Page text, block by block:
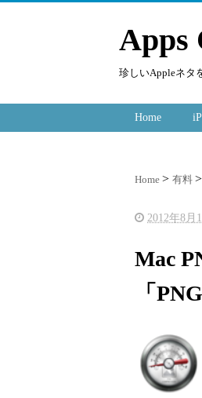
Apps
珍しいAppleネタ
Home
Home 有料
2012年8月
Mac
「